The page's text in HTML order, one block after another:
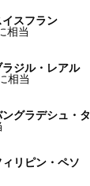
スフラン
相当
ジル・レアル
相当
グラデシュ・
リピン・ペソ